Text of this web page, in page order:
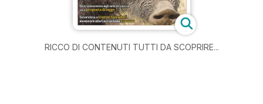
RICCO DI CONTENUTI TUTTI DA SCOPRIRE...